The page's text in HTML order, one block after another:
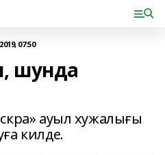
07:50
шунда
ауыл хужалығы
килде.